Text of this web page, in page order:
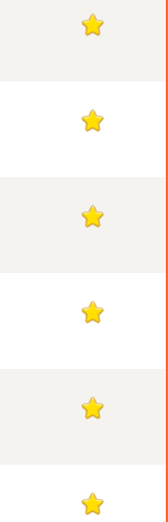
1
1
1
1
1
1